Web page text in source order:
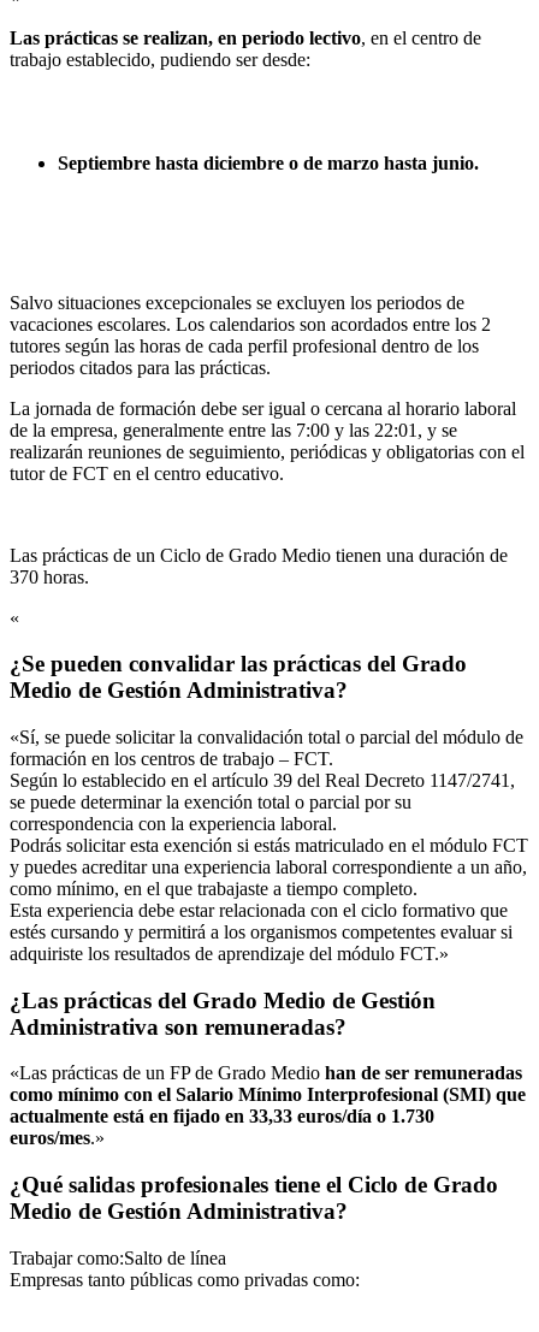
Las prácticas se realizan, en periodo lectivo, en el centro de
trabajo establecido, pudiendo ser desde:
Septiembre hasta diciembre o de marzo hasta junio.
Salvo situaciones excepcionales se excluyen los periodos de
vacaciones escolares. Los calendarios son acordados entre los 2
tutores según las horas de cada perfil profesional dentro de los
periodos citados para las prácticas.
La jornada de formación debe ser igual o cercana al horario laboral
de la empresa, generalmente entre las 7:00 y las 22:01, y se
realizarán reuniones de seguimiento, periódicas y obligatorias con el
tutor de FCT en el centro educativo.
Las prácticas de un Ciclo de Grado Medio tienen una duración de
370 horas.
«
¿Se pueden convalidar las prácticas del Grado
Medio de Gestión Administrativa?
«Sí, se puede solicitar la convalidación total o parcial del módulo de
formación en los centros de trabajo – FCT.
Según lo establecido en el artículo 39 del Real Decreto 1147/2741,
se puede determinar la exención total o parcial por su
correspondencia con la experiencia laboral.
Podrás solicitar esta exención si estás matriculado en el módulo FCT
y puedes acreditar una experiencia laboral correspondiente a un año,
como mínimo, en el que trabajaste a tiempo completo.
Esta experiencia debe estar relacionada con el ciclo formativo que
estés cursando y permitirá a los organismos competentes evaluar si
adquiriste los resultados de aprendizaje del módulo FCT.»
¿Las prácticas del Grado Medio de Gestión
Administrativa son remuneradas?
«Las prácticas de un FP de Grado Medio han de ser remuneradas
como mínimo con el Salario Mínimo Interprofesional (SMI) que
actualmente está en fijado en 33,33 euros/día o 1.730
euros/mes.»
¿Qué salidas profesionales tiene el Ciclo de Grado
Medio de Gestión Administrativa?
Trabajar como:Salto de línea
Empresas tanto públicas como privadas como: